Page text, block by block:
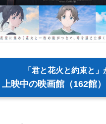
「君と花火と約束と」
上映中の映画館（162館